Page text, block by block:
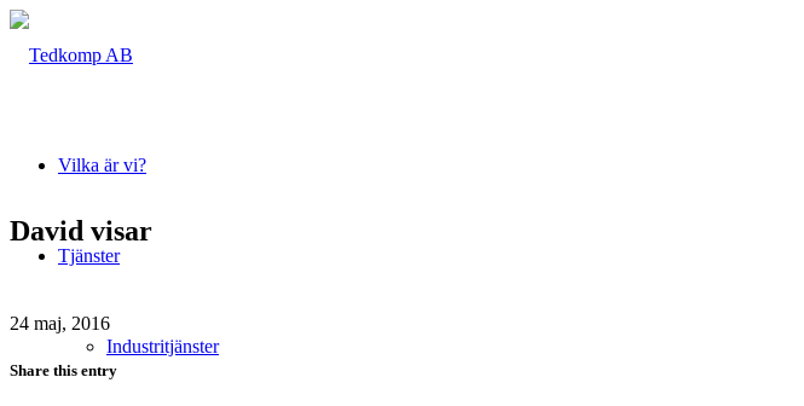
Vilka är vi?
Tjänster
Industritjänster
David visar
24 maj, 2016
Share this entry